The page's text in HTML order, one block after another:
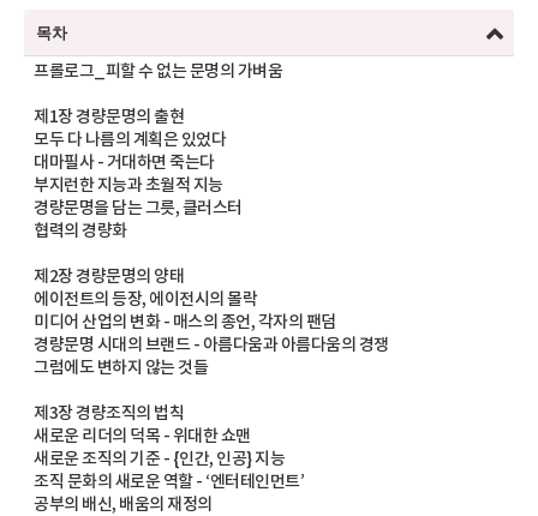
목차
프롤로그_피할 수 없는 문명의 가벼움
제1장 경량문명의 출현
모두 다 나름의 계획은 있었다
대마필사 - 거대하면 죽는다
부지런한 지능과 초월적 지능
경량문명을 담는 그릇, 클러스터
협력의 경량화
제2장 경량문명의 양태
에이전트의 등장, 에이전시의 몰락
미디어 산업의 변화 - 매스의 종언, 각자의 팬덤
경량문명 시대의 브랜드 - 아름다움과 아름다움의 경쟁
그럼에도 변하지 않는 것들
제3장 경량조직의 법칙
새로운 리더의 덕목 - 위대한 쇼맨
새로운 조직의 기준 - {인간, 인공} 지능
조직 문화의 새로운 역할 - ‘엔터테인먼트’
공부의 배신, 배움의 재정의